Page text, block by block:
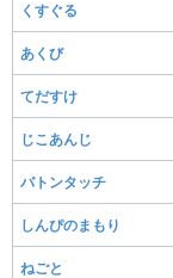
くすぐる
あくび
てだすけ
じこあんじ
バトンタッチ
しんぴのまもり
ねごと